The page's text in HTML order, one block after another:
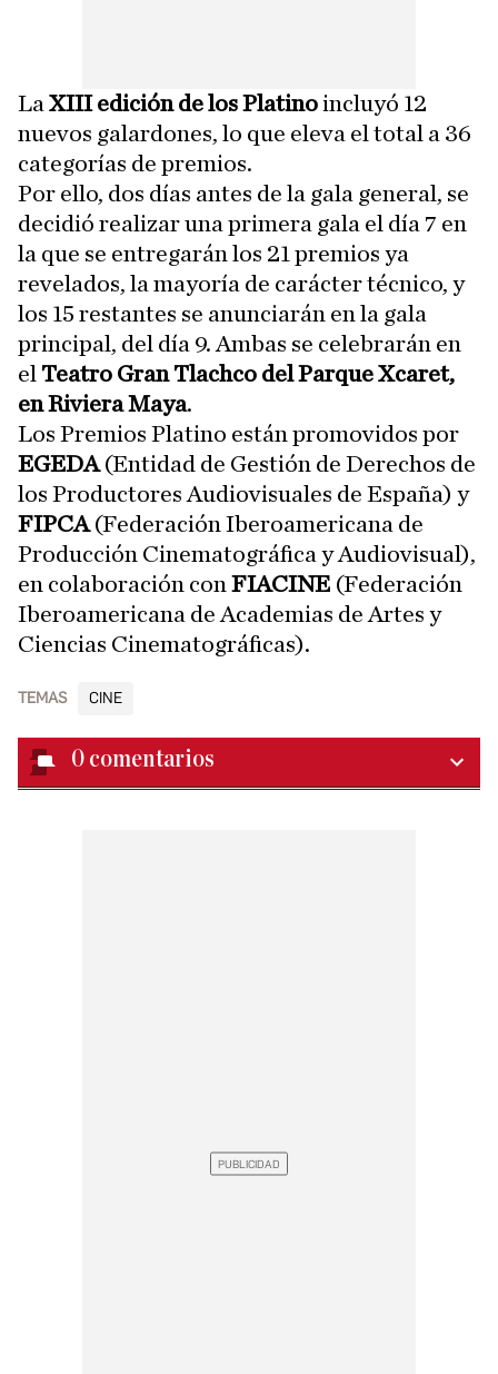
La XIII edición de los Platinoincluyó 12
nuevos galardones, lo que eleva el total a 36
categorías de premios.
Por ello, dos días antes de la gala general, se
decidió realizar una primera gala el día 7 en
la que se entregarán los 21 premios ya
revelados, la mayoría de carácter técnico, y
los 15 restantes se anunciarán en la gala
principal, del día 9. Ambas se celebrarán en
el Teatro Gran Tlachco del Parque Xcaret,
en Riviera Maya.
Los Premios Platino están promovidos por
EGEDA(Entidad de Gestión de Derechos de
los Productores Audiovisuales de España) y
FIPCA(Federación Iberoamericana de
Producción Cinematográfica y Audiovisual),
en colaboración con FIACINE (Federación
Iberoamericana de Academias de Artes y
Ciencias Cinematográficas).
TEMAS CINE
0 comentarios